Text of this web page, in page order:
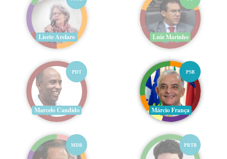
Lisete Arelaro Luiz Marinho
PDT
Marcelo Candido
PSB
Márcio França
MDB PRTB